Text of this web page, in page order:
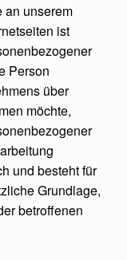
an unserem
ist
Person
über
möchte,
und besteht für
Grundlage,
betroffenen